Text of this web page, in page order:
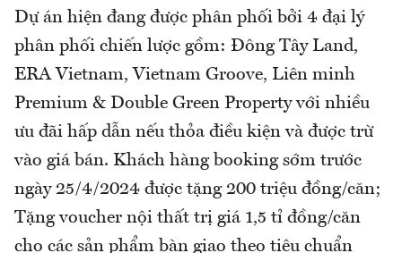
Dự án hiện đang được phân phối bởi 4 đại lý
phân phối chiến lược gồm: Đông Tây Land,
ERA Vietnam, Vietnam Groove, Liên minh
Premium & Double Green Property với nhiều
ưu đãi hấp dẫn nếu thỏa điều kiện và được trừ
vào giá bán. Khách hàng booking sớm trước
ngày 25/4/2024 được tặng 200 triệu đồng/căn;
Tặng voucher nội thất trị giá 1,5 tỉ đồng/căn
cho các sản phẩm bàn giao theo tiêu chuẩn